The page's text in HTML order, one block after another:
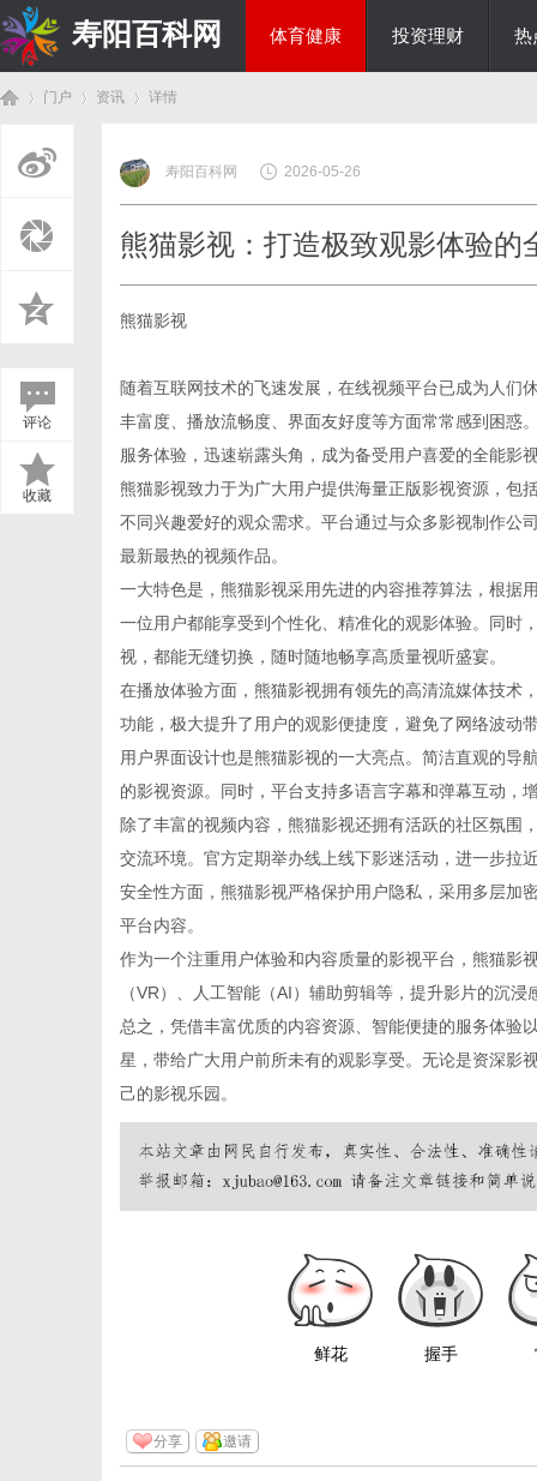
寿阳百科网 体育健康 投资理财 热
门户 资讯
›
详情
评论
收藏
寿阳百科网 2026-05-26
熊猫影视：打造极致观影体验的
熊猫影视
随着互联网技术的飞速发展，在线视频平台已成为人们
丰富度、播放流畅度、界面友好度等方面常常感到困惑
服务体验，迅速崭露头角，成为备受用户喜爱的全能影
熊猫影视致力于为广大用户提供海量正版影视资源，包
不同兴趣爱好的观众需求。平台通过与众多影视制作公
最新最热的视频作品。
一大特色是，熊猫影视采用先进的内容推荐算法，根据
一位用户都能享受到个性化、精准化的观影体验。同时
视，都能无缝切换，随时随地畅享高质量视听盛宴。
在播放体验方面，熊猫影视拥有领先的高清流媒体技术
功能，极大提升了用户的观影便捷度，避免了网络波动
用户界面设计也是熊猫影视的一大亮点。简洁直观的导
的影视资源。同时，平台支持多语言字幕和弹幕互动，
除了丰富的视频内容，熊猫影视还拥有活跃的社区氛围
交流环境。官方定期举办线上线下影迷活动，进一步拉
安全性方面，熊猫影视严格保护用户隐私，采用多层加
平台内容。
作为一个注重用户体验和内容质量的影视平台，熊猫影
（VR）、人工智能（AI）辅助剪辑等，提升影片的沉
总之，凭借丰富优质的内容资源、智能便捷的服务体验
星，带给广大用户前所未有的观影享受。无论是资深影
己的影视乐园。
鲜花 握手
分享 邀请